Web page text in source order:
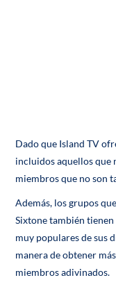
Dado que Island TV
incluidos aquellos que
miembros que no son
Además, los grupos
Sixtone también
muy populares de sus
manera de obtener
miembros adivinados.